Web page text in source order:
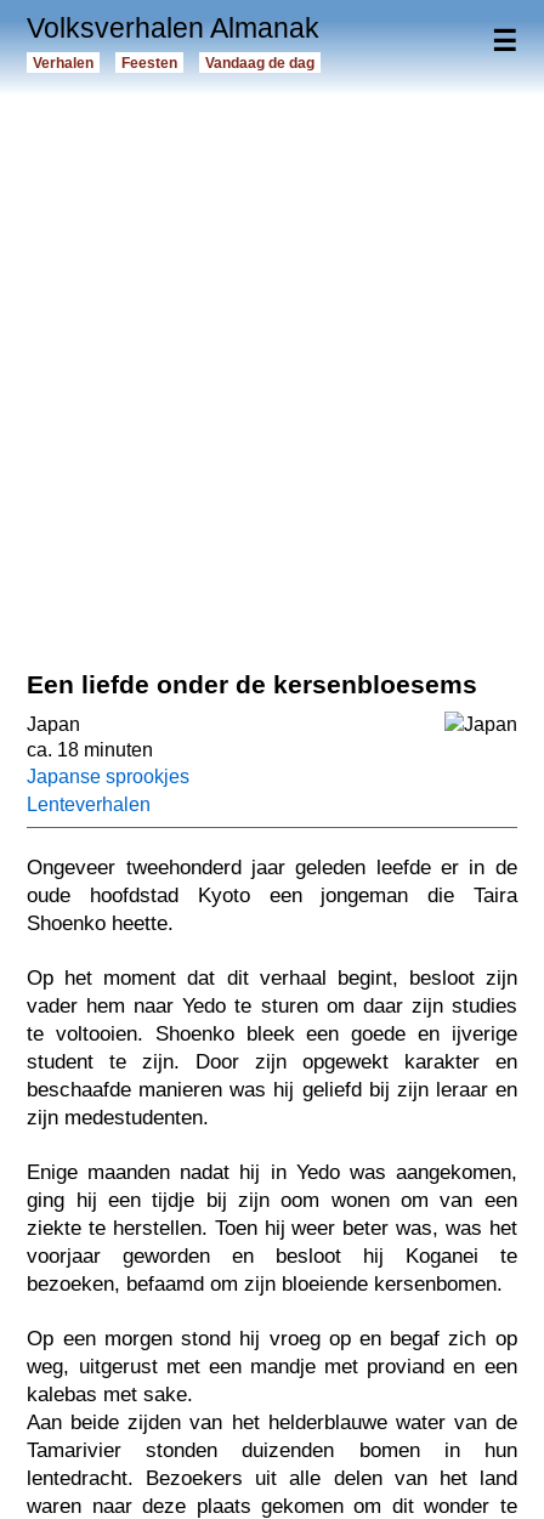
☰
Volksverhalen Almanak
Verhalen Feesten Vandaag de dag
Een liefde onder de kersenbloesems
Japan
ca. 18 minuten
Japanse sprookjes
Lenteverhalen
Ongeveer tweehonderd jaar geleden leefde er in de
oude hoofdstad Kyoto een jongeman die Taira
Shoenko heette.
Op het moment dat dit verhaal begint, besloot zijn
vader hem naar Yedo te sturen om daar zijn studies
te voltooien. Shoenko bleek een goede en ijverige
student te zijn. Door zijn opgewekt karakter en
beschaafde manieren was hij geliefd bij zijn leraar en
zijn medestudenten.
Enige maanden nadat hij in Yedo was aangekomen,
ging hij een tijdje bij zijn oom wonen om van een
ziekte te herstellen. Toen hij weer beter was, was het
voorjaar geworden en besloot hij Koganei te
bezoeken, befaamd om zijn bloeiende kersenbomen.
Op een morgen stond hij vroeg op en begaf zich op
weg, uitgerust met een mandje met proviand en een
kalebas met sake.
Aan beide zijden van het helderblauwe water van de
Tamarivier stonden duizenden bomen in hun
lentedracht. Bezoekers uit alle delen van het land
waren naar deze plaats gekomen om dit wonder te